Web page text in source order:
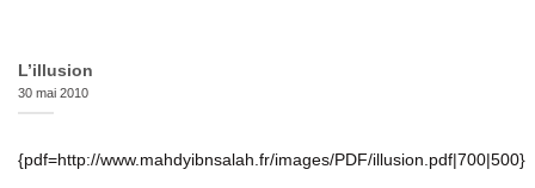
L’illusion
30 mai 2010
{pdf=http://www.mahdyibnsalah.fr/images/PDF/illusion.pdf|700|500}